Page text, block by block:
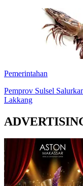
Pemerintahan
Pemprov Sulsel
Lakkang